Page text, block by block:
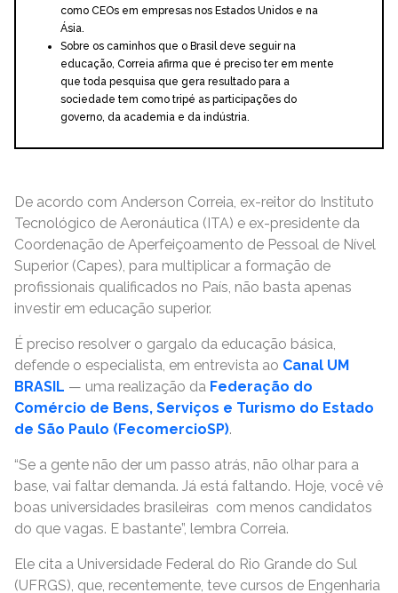
como CEOs em empresas nos Estados Unidos e na
Ásia.
Sobre os caminhos que o Brasil deve seguir na
educação, Correia afirma que é preciso ter em mente
que toda pesquisa que gera resultado para a
sociedade tem como tripé as participações do
governo, da academia e da indústria.
De acordo com Anderson Correia, ex-reitor do Instituto
Tecnológico de Aeronáutica (ITA) e ex-presidente da
Coordenação de Aperfeiçoamento de Pessoal de Nível
Superior (Capes), para multiplicar a formação de
profissionais qualificados no País, não basta apenas
investir em educação superior.
É preciso resolver o gargalo da educação básica,
defende o especialista, em entrevista ao Canal UM
BRASIL — uma realização da Federação do
Comércio de Bens, Serviços e Turismo do Estado
de São Paulo (FecomercioSP).
“Se a gente não der um passo atrás, não olhar para a
base, vai faltar demanda. Já está faltando. Hoje, você vê
boas universidades brasileiras com menos candidatos
do que vagas. E bastante”, lembra Correia.
Ele cita a Universidade Federal do Rio Grande do Sul
(UFRGS), que, recentemente, teve cursos de Engenharia